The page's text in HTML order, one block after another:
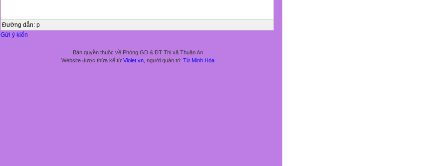
Đường dẫn: p
Gửi ý kiến
Bản quyền thuộc về Phòng GD & ĐT Thị xã Thuận An
Website được thừa kế từ Violet.vn, người quản trị: Từ Minh Hòa